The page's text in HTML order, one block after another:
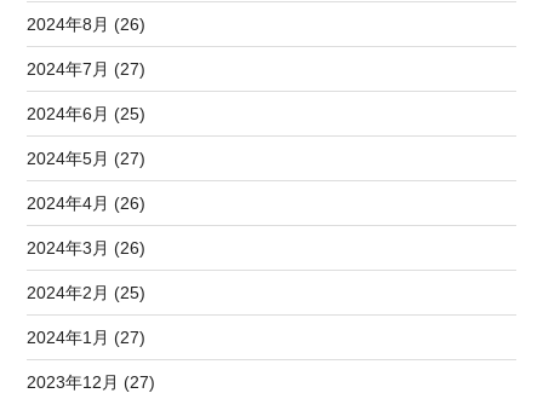
2024年8月 (26)
2024年7月 (27)
2024年6月 (25)
2024年5月 (27)
2024年4月 (26)
2024年3月 (26)
2024年2月 (25)
2024年1月 (27)
2023年12月 (27)